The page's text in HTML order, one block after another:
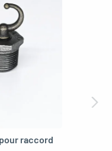
raccord